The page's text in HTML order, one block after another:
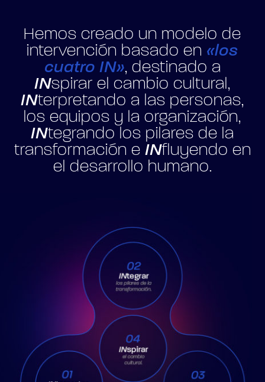
Hemos creado un modelo de
intervención basado en «los
cuatro IN», destinado a
INspirar el cambio cultural,
INterpretando a las personas,
los equipos y la organización,
INtegrando los pilares de la
transformación e INfluyendo en
el desarrollo humano.